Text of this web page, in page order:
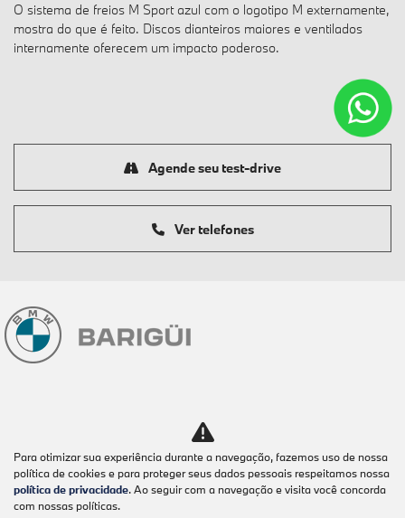
O sistema de freios M Sport azul com o logotipo M externamente,
mostra do que é feito. Discos dianteiros maiores e ventilados
internamente oferecem um impacto poderoso.
Ver telefones
Agende seu test-drive
Mapa do site
Política de Privacidade
Para otimizar sua experiência durante a navegação, fazemos uso de nossa
política de cookies e para proteger seus dados pessoais respeitamos nossa
política de privacidade. Ao seguir com a navegação e visita você concorda
com nossas políticas.